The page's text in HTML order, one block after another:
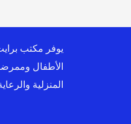
يوفر مكتب
الأطفال
المنزلية